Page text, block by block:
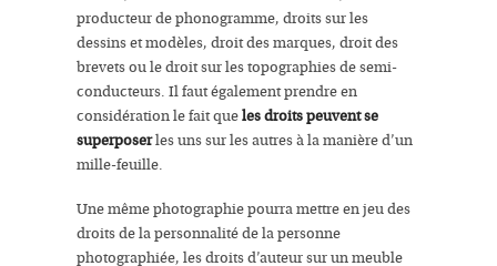
producteur de phonogramme, droits sur les
dessins et modèles, droit des marques, droit des
brevets ou le droit sur les topographies de semi-
conducteurs. Il faut également prendre en
considération le fait queles droits peuvent se
superposerles uns sur les autres à la manière d’un
mille-feuille.
Une même photographie pourra mettre en jeu des
droits de la personnalité de la personne
photographiée, les droits d’auteur sur un meuble